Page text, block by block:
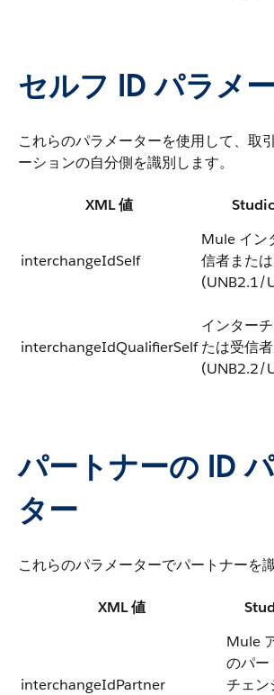
セルフ ID パラメ
これらのパラメーターを使用して、取
ーションの自分側を識別します。
XML 値
interchangeIdSelf
Mule イン
信者また
(UNB2.1/
interchangeIdQualifierSelf
インター
たは受信
(UNB2.2/
パートナーの ID
ター
これらのパラメーターでパートナーを
XML 値
interchangeIdPartner
Mule
のパー
チェン